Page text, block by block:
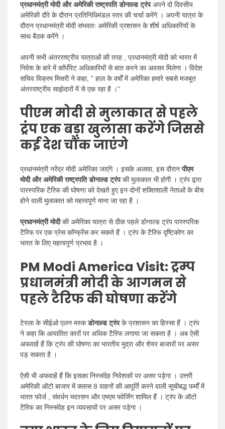
प्रधानमंत्री मोदी और अमेरिकी राष्ट्रपति डोनाल्ड ट्रंपअपने दो दिवसीय
अमेरिकी दौरे के दौरान प्रतिनिधिमंडल स्तर की चर्चा करेंगे । अपनी यात्रा के
दौरान प्रधानमंत्री मोदी संभवतः अमेरिकी प्रशासन के शीर्ष अधिकारियों के
साथ बैठक करेंगे ।
अपनी सभी अंतरराष्ट्रीय यात्राओं की तरह , प्रधानमंत्री मोदी को भारत में
निवेश के बारे में कॉर्पोरेट अधिकारियों से बात करने का अवसर मिलेगा । विदेश
सचिव विक्रम मिसरी ने कहा, ” हाल के वर्षों में अमेरिका हमारे सबसे मजबूत
अंतरराष्ट्रीय साझेदारों में से एक रहा है ।”
पीएम मोदी से मुलाकात से पहले
ट्रंप एक बड़ा खुलासा करेंगे जिससे
कई देश चौंक जाएंगे
प्रधानमंत्री नरेंद्र मोदी अमेरिका जाएंगे । इसके अलावा, इस दौरानपीएम
मोदी और अमेरिकी राष्ट्रपति डोनाल्ड ट्रंपकी मुलाकात भी होगी । ट्रंप द्वारा
पारस्परिक टैरिफ की घोषणा को देखते हुए इन दोनों शक्तिशाली नेताओं के बीच
होने वाली मुलाकात को महत्वपूर्ण माना जा रहा है ।
प्रधानमंत्री मोदीकी अमेरिका यात्रा से ठीक पहले डोनाल्ड ट्रंप पारस्परिक
टैरिफ पर एक प्रेस कॉन्फ्रेंस कर सकते हैं । ट्रंप के टैरिफ दृष्टिकोण का
भारत के लिए महत्वपूर्ण प्रभाव है ।
PM Modi America Visit: ट्रम्प
प्रधानमंत्री मोदी के आगमन से
पहले टैरिफ की घोषणा करेंगे
टेस्ला के सीईओ एलन मस्कडोनाल्ड ट्रंपके प्रशासन का हिस्सा हैं । ट्रंप
ने कहा कि आयातित कारों पर अधिक टैरिफ लगाया जा सकता है । अब ऐसी
अफवाहें हैं कि ट्रंप की घोषणा का भारतीय मुद्रा और शेयर बाजारों पर असर
पड़ सकता है ।
ऐसी भी अफवाहें हैं कि इसका निस्संदेह निवेशकों पर असर पड़ेगा । उत्तरी
अमेरिकी ऑटो बाजार में क्लास 8 वाहनों की आपूर्ति करने वाली सूचीबद्ध फर्मों में
भारत फोर्ज , संवर्धन मदरसन और एमएम फोर्जिंग शामिल हैं । ट्रंप के ऑटो
टैरिफ का निस्संदेह इन व्यवसायों पर असर पड़ेगा ।